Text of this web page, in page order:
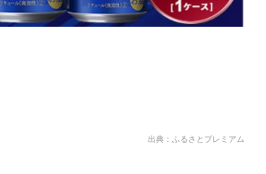
出典：ふるさとプレミアム